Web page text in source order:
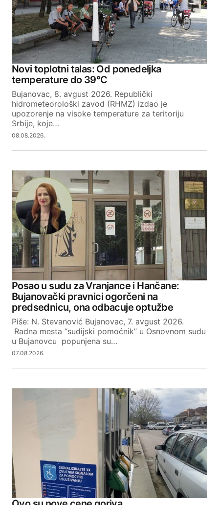
Novi toplotni talas: Od ponedeljka
temperature do 39°C
Bujanovac, 8. avgust 2026. Republički
hidrometeorološki zavod (RHMZ) izdao je
upozorenje na visoke temperature za teritoriju
Srbije, koje…
08.08.2026.
Posao u sudu za Vranjance i Hančane:
Bujanovački pravnici ogorčeni na
predsednicu, ona odbacuje optužbe
Piše: N. Stevanović Bujanovac, 7. avgust 2026.
Radna mesta “sudijski pomoćnik” u Osnovnom sudu
u Bujanovcu popunjena su…
07.08.2026.